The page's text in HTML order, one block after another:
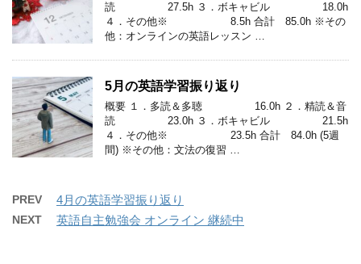
読 27.5h ３．ボキャビル 18.0h
４．その他※ 8.5h 合計 85.0h ※その
他：オンラインの英語レッスン …
5月の英語学習振り返り
概要 １．多読＆多聴 16.0h ２．精読＆音
読 23.0h ３．ボキャビル 21.5h
４．その他※ 23.5h 合計 84.0h (5週
間) ※その他：文法の復習 …
PREV 4月の英語学習振り返り
NEXT 英語自主勉強会 オンライン 継続中